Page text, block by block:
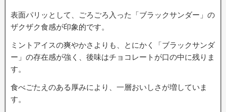
表面パリッとして、ごろごろ入った「ブラックサンダー」の
ザクザク食感が印象的です。
ミントアイスの爽やかさよりも、とにかく「ブラックサンダ
ー」の存在感が強く、後味はチョコレートが口の中に残りま
す。
食べごたえのある厚みにより、一層おいしさが増していま
す。